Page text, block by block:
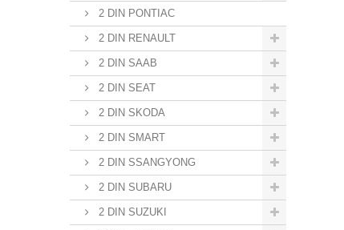
2 DIN PONTIAC
2 DIN RENAULT
2 DIN SAAB
2 DIN SEAT
2 DIN SKODA
2 DIN SMART
2 DIN SSANGYONG
2 DIN SUBARU
2 DIN SUZUKI